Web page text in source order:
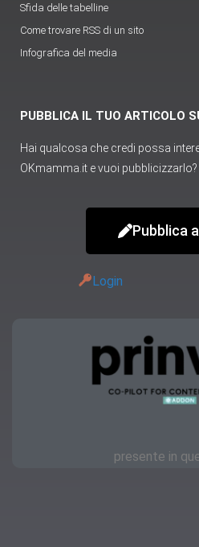
Sfida delle tabelline
Come trovare RSS di un sito
Infografica del media
PUBBLICA IL TUO ARTICOLO
Hai qualcosa che credi possa
OKmamma.it e vuoi pubblicizzarlo?
Pubblica
Login
presente in